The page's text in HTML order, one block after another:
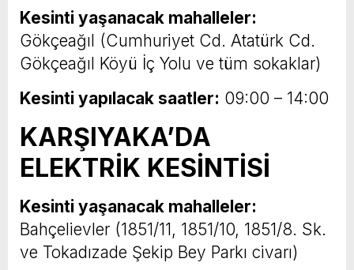
Kesinti yaşanacak mahalleler:
Gökçeağıl (Cumhuriyet Cd. Atatürk Cd.
Gökçeağıl Köyü İç Yolu ve tüm sokaklar)
Kesinti yapılacak saatler: 09:00 – 14:00
KARŞIYAKA’DA
ELEKTRİK KESİNTİSİ
Kesinti yaşanacak mahalleler:
Bahçelievler (1851/11, 1851/10, 1851/8. Sk.
ve Tokadızade Şekip Bey Parkı civarı)